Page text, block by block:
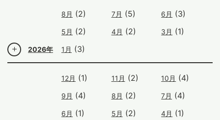
2026年
8月 (2) 7月 (5) 6月 (3)
5月 (2) 4月 (2) 3月 (1)
1月 (3)
12月 (1) 11月 (2) 10月 (4)
9月 (4) 8月 (2) 7月 (4)
6月 (1) 5月 (2) 4月 (1)